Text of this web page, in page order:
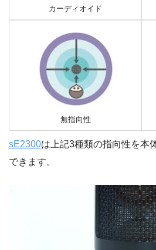
カーディオイド
無指向性
sE2300は上記3種類の指向性を本
できます。